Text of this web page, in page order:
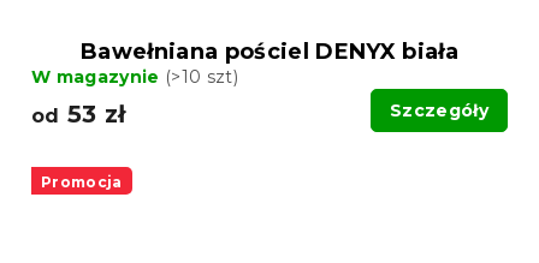
Bawełniana pościel DENYX biała
W magazynie (>10 szt)
od 53 zł Szczegóły
Promocja